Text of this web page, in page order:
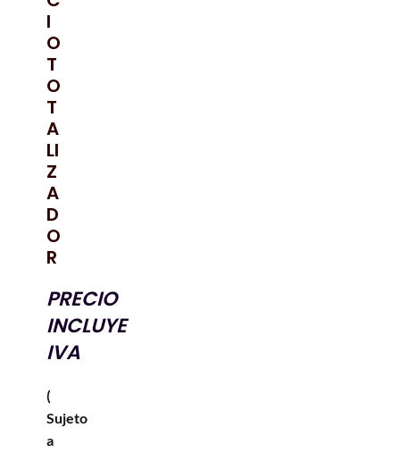
I
O
T
O
T
A
LI
Z
A
D
O
R
PRECIO
INCLUYE
IVA
(
Sujeto
a